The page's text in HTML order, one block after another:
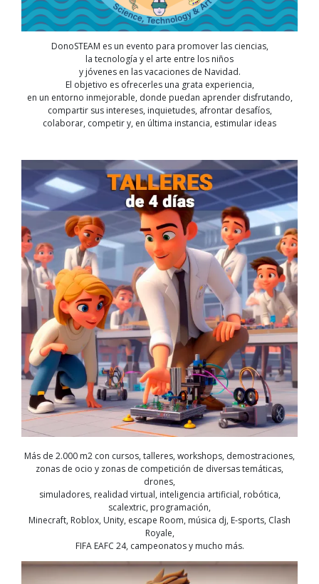
DonoSTEAM es un evento para promover las ciencias,
la tecnología y el arte entre los niños
y jóvenes en las vacaciones de Navidad.
El objetivo es ofrecerles una grata experiencia,
en un entorno inmejorable, donde puedan aprender disfrutando,
compartir sus intereses, inquietudes, afrontar desafíos,
colaborar, competir y, en última instancia, estimular ideas
Más de 2.000 m2 con cursos, talleres, workshops, demostraciones,
zonas de ocio y zonas de competición de diversas temáticas,
drones,
simuladores, realidad virtual, inteligencia artificial, robótica,
scalextric, programación,
Minecraft, Roblox, Unity, escape Room, música dj, E-sports, Clash
Royale,
FIFA EAFC 24, campeonatos y mucho más.